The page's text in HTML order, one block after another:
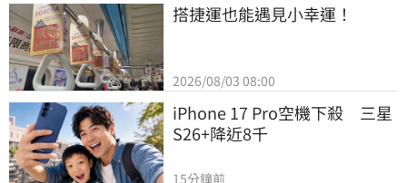
搭捷運也能遇見小幸運！
2026/08/03 08:00
iPhone 17 Pro空機下殺　三星
S26+降近8千
15分鐘前